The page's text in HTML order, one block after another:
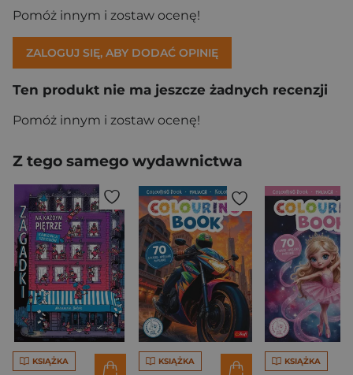
Pomóż innym i zostaw ocenę!
ZALOGUJ SIĘ, ABY DODAĆ OPINIĘ
Ten produkt nie ma jeszcze żadnych recenzji
Pomóż innym i zostaw ocenę!
Z tego samego wydawnictwa
KSIĄŻKA KSIĄŻKA KSIĄŻKA